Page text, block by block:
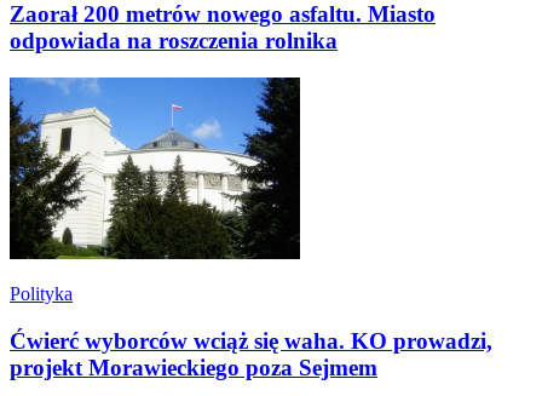
Zaorał 200 metrów nowego asfaltu. Miasto
odpowiada na roszczenia rolnika
Polityka
Ćwierć wyborców wciąż się waha. KO prowadzi,
projekt Morawieckiego poza Sejmem